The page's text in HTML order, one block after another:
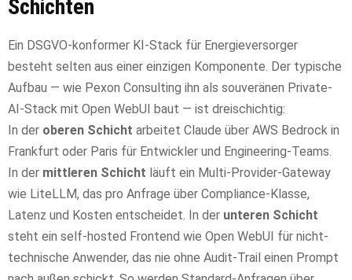
Schichten
Ein DSGVO-konformer KI-Stack für Energieversorger
besteht selten aus einer einzigen Komponente. Der typische
Aufbau — wie Pexon Consulting ihn als souveränen Private-
AI-Stack mit Open WebUI baut — ist dreischichtig:
In der oberen Schicht arbeitet Claude über AWS Bedrock in
Frankfurt oder Paris für Entwickler und Engineering-Teams.
In der mittleren Schicht läuft ein Multi-Provider-Gateway
wie LiteLLM, das pro Anfrage über Compliance-Klasse,
Latenz und Kosten entscheidet. In der unteren Schicht
steht ein self-hosted Frontend wie Open WebUI für nicht-
technische Anwender, das nie ohne Audit-Trail einen Prompt